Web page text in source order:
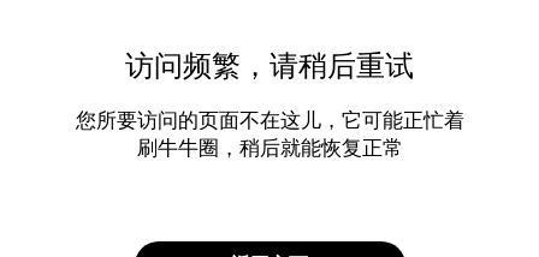
访问频繁，请稍后重试
您所要访问的页面不在这儿，它可能正忙着
刷牛牛圈，稍后就能恢复正常